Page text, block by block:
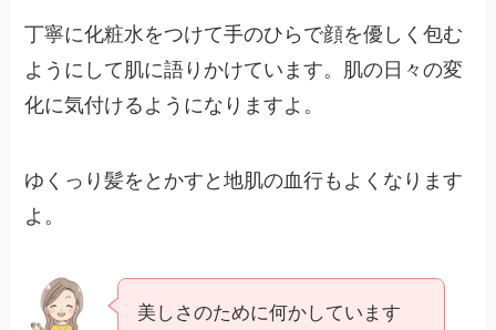
丁寧に化粧水をつけて手のひらで顔を優しく包む
ようにして肌に語りかけています。肌の日々の変
化に気付けるようになりますよ。
ゆくっり髪をとかすと地肌の血行もよくなります
よ。
美しさのために何かしています